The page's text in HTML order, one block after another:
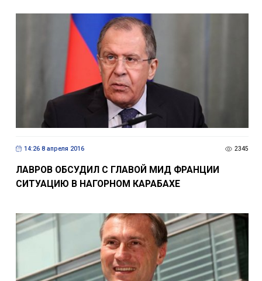
14:26 8 апреля 2016 2345
ЛАВРОВ ОБСУДИЛ С ГЛАВОЙ МИД ФРАНЦИИ
СИТУАЦИЮ В НАГОРНОМ КАРАБАХЕ